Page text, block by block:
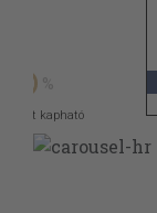
50
pont kapható